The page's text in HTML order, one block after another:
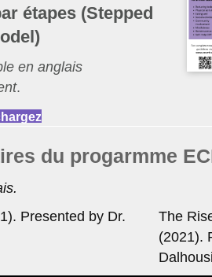
étapes (Stepped
en anglais
.
du progarmme
Presented by Dr.
The
(2021).